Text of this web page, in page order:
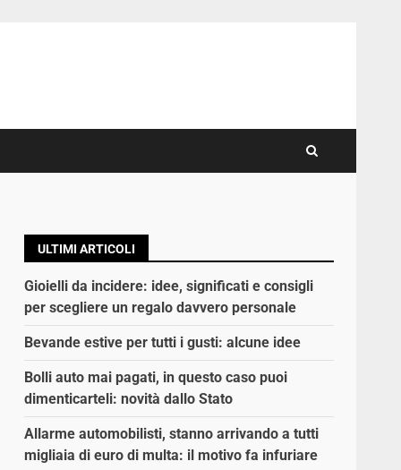
ULTIMI ARTICOLI
Gioielli da incidere: idee, significati e consigli
per scegliere un regalo davvero personale
Bevande estive per tutti i gusti: alcune idee
Bolli auto mai pagati, in questo caso puoi
dimenticarteli: novità dallo Stato
Allarme automobilisti, stanno arrivando a tutti
migliaia di euro di multa: il motivo fa infuriare